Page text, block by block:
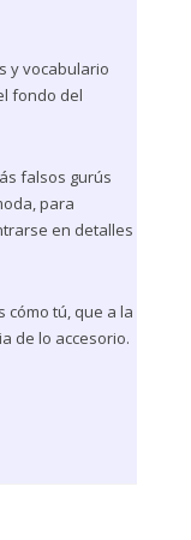
y vocabulario
fondo del
falsos gurús
para
en detalles
tú, que a la
de lo accesorio.